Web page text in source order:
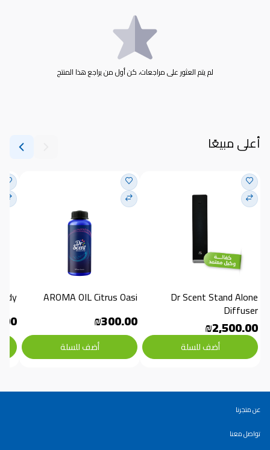
لم يتم العثور على مراجعات، كن أول من يراجع هذا المنتج
أعلى مبيعًا
Diffuser
₪2,500.00
أضف للسلة
AROMA OIL Citrus Oasi
₪300.00
أضف للسلة
عن متجرنا
تواصل معنا